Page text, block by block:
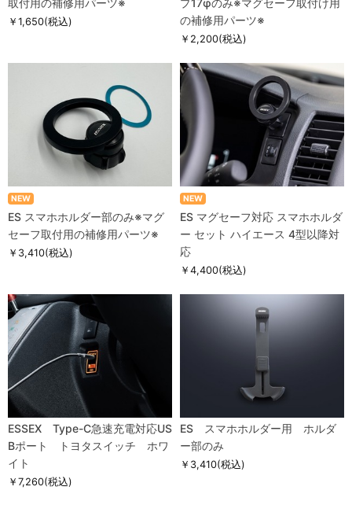
￥1,650(税込)
の補修用パーツ※
￥2,200(税込)
NEW
ES スマホホルダー部のみ※マグ
セーフ取付用の補修用パーツ※
￥3,410(税込)
NEW
ES マグセーフ対応 スマホホルダ
ー セット ハイエース 4型以降対
応
￥4,400(税込)
ESSEX Type-C急速充電対応US
Bポート トヨタスイッチ ホワ
イト
￥7,260(税込)
ES スマホホルダー用 ホルダ
ー部のみ
￥3,410(税込)